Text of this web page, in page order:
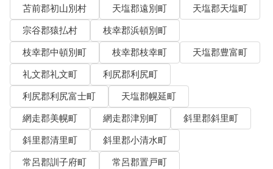
苫前郡初山別村
天塩郡遠別町
天塩郡天塩町
宗谷郡猿払村
枝幸郡浜頓別町
枝幸郡中頓別町
枝幸郡枝幸町
天塩郡豊富町
礼文郡礼文町
利尻郡利尻町
利尻郡利尻富士町
天塩郡幌延町
網走郡美幌町
網走郡津別町
斜里郡斜里町
斜里郡清里町
斜里郡小清水町
常呂郡訓子府町
常呂郡置戸町